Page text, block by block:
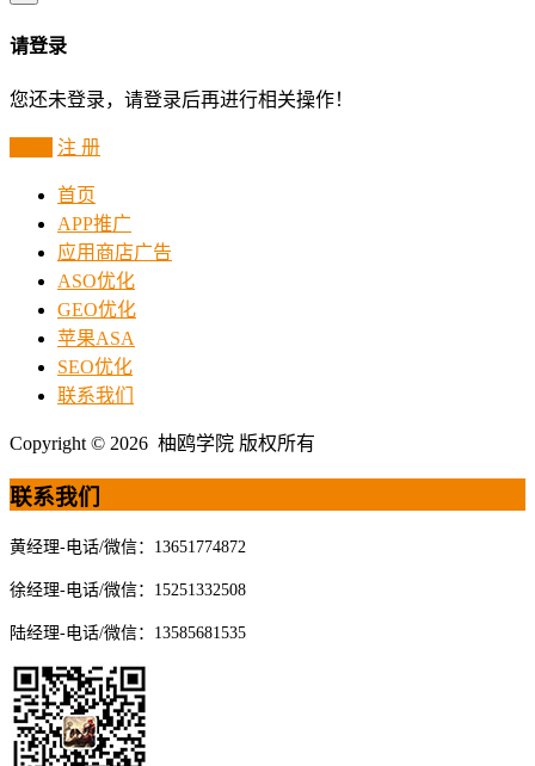
请登录
您还未登录，请登录后再进行相关操作！
注 册
首页
APP推广
应用商店广告
ASO优化
GEO优化
苹果ASA
SEO优化
联系我们
Copyright © 2026 柚鸥学院 版权所有
联系我们
黄经理-电话/微信：13651774872
徐经理-电话/微信：15251332508
陆经理-电话/微信：13585681535